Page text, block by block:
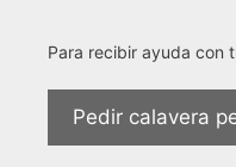
Para recibir ayuda con
Pedir calavera